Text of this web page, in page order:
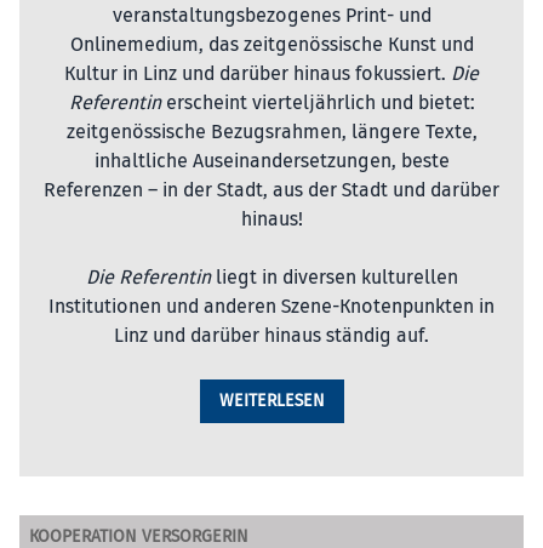
veranstaltungsbezogenes Print- und
Onlinemedium, das zeitgenössische Kunst und
Kultur in Linz und darüber hinaus fokussiert. Die
Referentinerscheint vierteljährlich und bietet:
zeitgenössische Bezugsrahmen, längere Texte,
inhaltliche Auseinandersetzungen, beste
Referenzen – in der Stadt, aus der Stadt und darüber
hinaus!
Die Referentinliegt in diversen kulturellen
Institutionen und anderen Szene-Knotenpunkten in
Linz und darüber hinaus ständig auf.
WEITERLESEN
KOOPERATION VERSORGERIN